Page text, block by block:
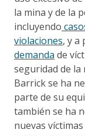
la mina y de la
incluyendo
violaciones, y a
demanda de
seguridad de la
Barrick se ha
parte de su
también se ha
nuevas